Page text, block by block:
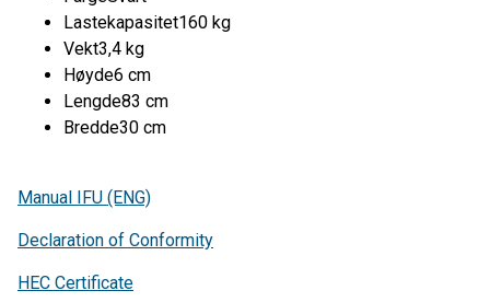
Lastekapasitet160 kg
Vekt3,4 kg
Høyde6 cm
Lengde83 cm
Bredde30 cm
Manual IFU (ENG)
Declaration of Conformity
HEC Certificate